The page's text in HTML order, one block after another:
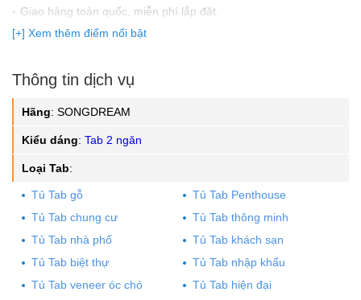
Giao hàng toàn quốc, miễn phí lắp đặt.
Có đầy đủ giấy tờ nhập khẩu: Bill nhập khẩu, CO, CQ, Parking
có nhân viên tới tận nhà.
Miễn phí giao hàng nội thành Hà Nội, TP. HCM, ngoại thành và
các tỉnh khác báo giá phí theo thỏa thuận.
hàng, cà thẻ, MOMO, VNPay, Qrcode...
Có Showroom để khách hàng xem trực tiếp sản phẩm tại Hà Nội
và TP. HCM.
1 đổi 1 trong vòng tối đa 3 ngày mua hàng, điều kiện sản phẩm
còn nguyên mới, không bị hư hại (tính phí 5% trên giá trị sản
phẩm + phí vận chuyển).
[+] Xem thêm điểm nổi bật
Thông tin dịch vụ
Hãng: SONGDREAM
Kiểu dáng: Tab 2 ngăn
Loại Tab:
Tủ Tab gỗ
Tủ Tab Penthouse
Tủ Tab chung cư
Tủ Tab thông minh
Tủ Tab nhà phố
Tủ Tab khách sạn
Tủ Tab biệt thự
Tủ Tab nhập khẩu
Tủ Tab veneer óc chó
Tủ Tab hiện đại